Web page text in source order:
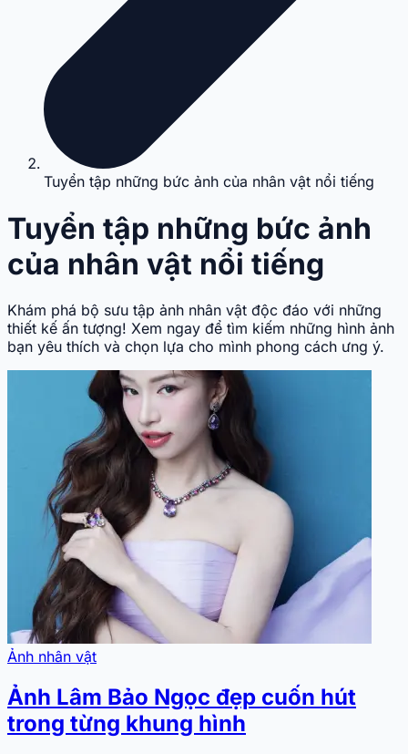
Tuyển tập những bức ảnh của nhân vật nổi tiếng
Tuyển tập những bức ảnh
của nhân vật nổi tiếng
Khám phá bộ sưu tập ảnh nhân vật độc đáo với những
thiết kế ấn tượng! Xem ngay để tìm kiếm những hình ảnh
bạn yêu thích và chọn lựa cho mình phong cách ưng ý.
Ảnh nhân vật
Ảnh Lâm Bảo Ngọc đẹp cuốn hút
trong từng khung hình